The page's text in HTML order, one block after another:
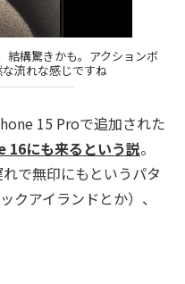
結構驚きかも。アクションボ
流れな感じですね
15 Proで追加された
16にも来るという説。
で無印にもというパタ
クアイランドとか）、